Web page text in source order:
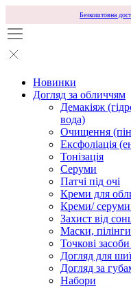
Безкоштовна
Новинки
Догляд за обличчям
Демакіяж
вода)
Очищення
Ексфоліація
Тонізація
Серуми
Патчі під очі
Креми для
Креми/ серуми
Захист від
Маски, пілінги
Точкові
Догляд для
Догляд за
Набори